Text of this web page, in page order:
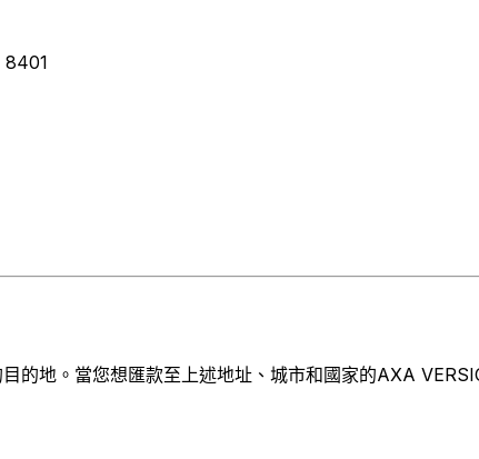
8401
的地。當您想匯款至上述地址、城市和國家的AXA